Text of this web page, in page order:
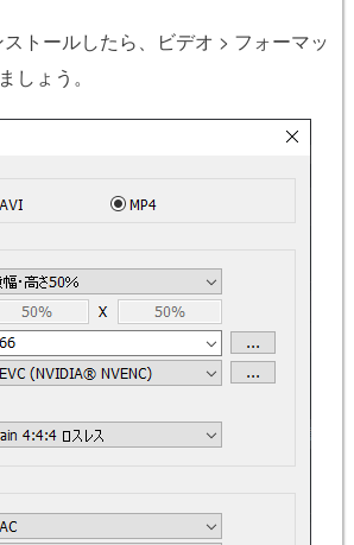
ストールしたら、ビデオ > フォーマッ
しょう。